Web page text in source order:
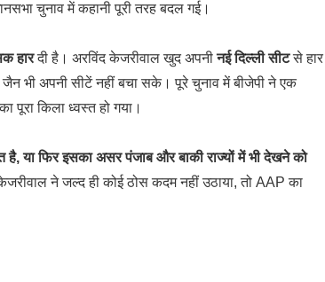
चुनाव में कहानी पूरी तरह बदल गई।
हारदी है। अरविंद केजरीवाल खुद अपनीनई दिल्ली सीटसे हार
भी अपनी सीटें नहीं बचा सके। पूरे चुनाव में बीजेपी ने एक
पूरा किला ध्वस्त हो गया।
है, या फिर इसका असर पंजाब और बाकी राज्यों में भी देखने को
ने जल्द ही कोई ठोस कदम नहीं उठाया, तो AAP का